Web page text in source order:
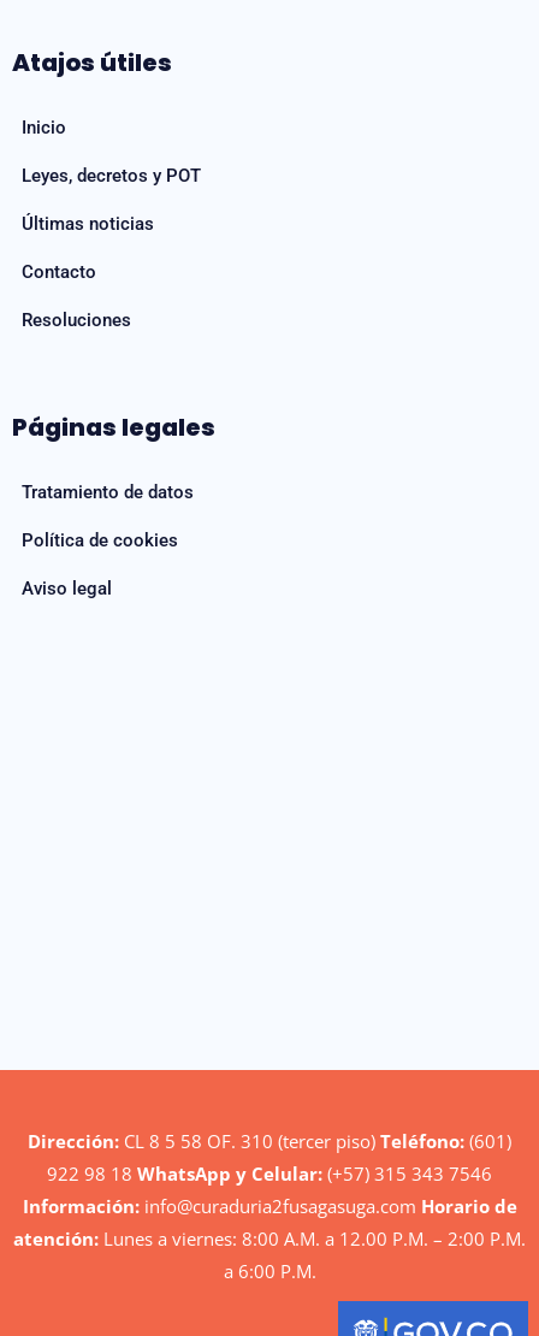
Atajos útiles
Inicio
Leyes, decretos y POT
Últimas noticias
Contacto
Resoluciones
Páginas legales
Tratamiento de datos
Política de cookies
Aviso legal
Dirección: CL 8 5 58 OF. 310 (tercer piso) Teléfono: (601)
922 98 18 WhatsApp y Celular: (+57) 315 343 7546
Información: info@curaduria2fusagasuga.com Horario de
atención: Lunes a viernes: 8:00 A.M. a 12.00 P.M. – 2:00 P.M.
a 6:00 P.M.